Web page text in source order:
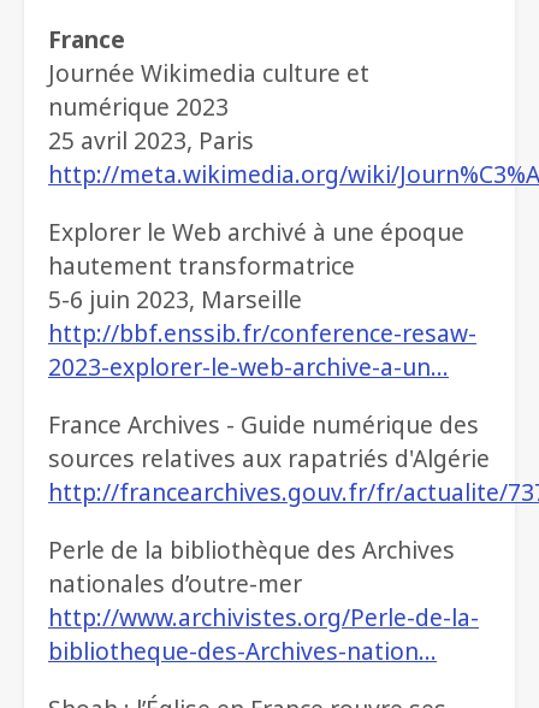
France
Journée Wikimedia culture et
numérique 2023
25 avril 2023, Paris
http://meta.wikimedia.org/wiki/
Explorer le Web archivé à une époque
hautement transformatrice
5-6 juin 2023, Marseille
http://bbf.enssib.fr/conference-resaw-
2023-explorer-le-web-archive-a-un…
France Archives - Guide numérique des
sources relatives aux rapatriés d'Algérie
http://francearchives.gouv.fr/fr/actualite/
Perle de la bibliothèque des Archives
nationales d’outre-mer
http://www.archivistes.org/Perle-de-la-
bibliotheque-des-Archives-nation…